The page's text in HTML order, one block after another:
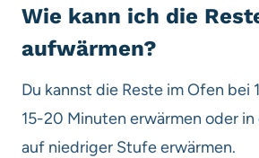
Wie kann ich die
aufwärmen?
Du kannst die Reste im Ofen bei
15-20 Minuten erwärmen oder
auf niedriger Stufe erwärmen.